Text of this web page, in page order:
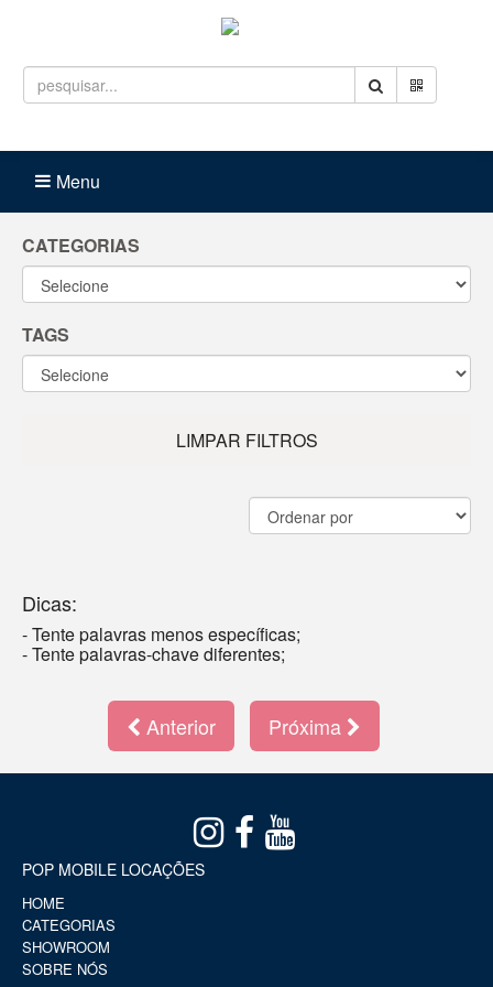
Menu
CATEGORIAS
TAGS
LIMPAR FILTROS
Dicas:
- Tente palavras menos específicas;
- Tente palavras-chave diferentes;
Anterior Próxima
POP MOBILE LOCAÇÕES
HOME
CATEGORIAS
SHOWROOM
SOBRE NÓS